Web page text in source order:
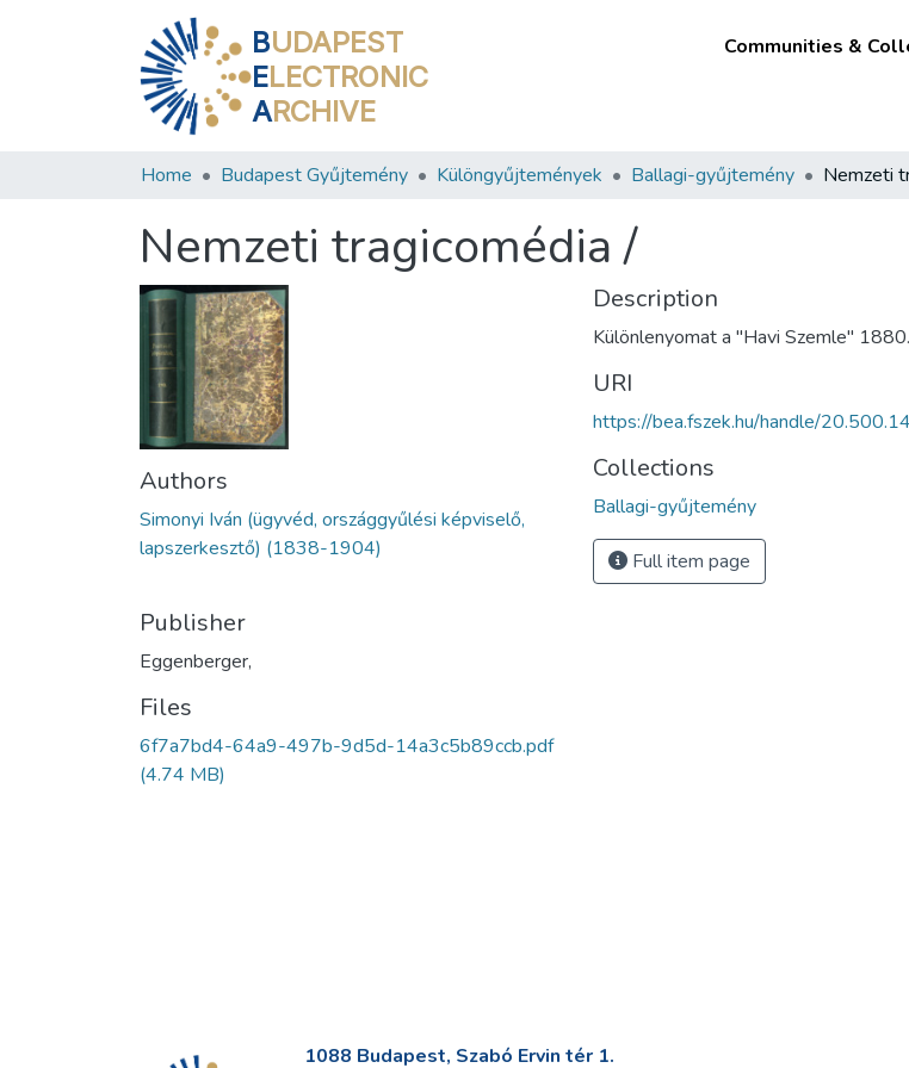
BUDAPEST
ELECTRONIC
ARCHIVE
Communities &
Home Budapest Gyűjtemény Különgyűjtemények Ballagi-gyűjtemény Nemzeti
Nemzeti tragicomédia /
Authors
Simonyi Iván (ügyvéd, országgyűlési képviselő,
lapszerkesztő) (1838-1904)
Publisher
Eggenberger,
Files
6f7a7bd4-64a9-497b-9d5d-14a3c5b89ccb.pdf
(4.74 MB)
Description
Különlenyomat a "Havi Szemle"
URI
https://bea.fszek.hu/handle/
Collections
Ballagi-gyűjtemény
Full item page
1088 Budapest, Szabó Ervin tér 1.